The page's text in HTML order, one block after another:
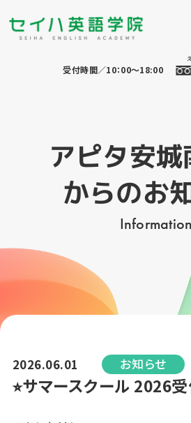
受付時間／10：00～18:00
アピタ安
からのお
Information
2026.06.01 お知らせ
⭐︎サマースクール 2026受